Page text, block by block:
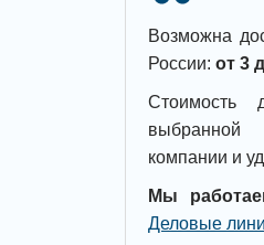
Возможна
России: от 3
Стоимость
выбранной
компании и
Мы
Деловые